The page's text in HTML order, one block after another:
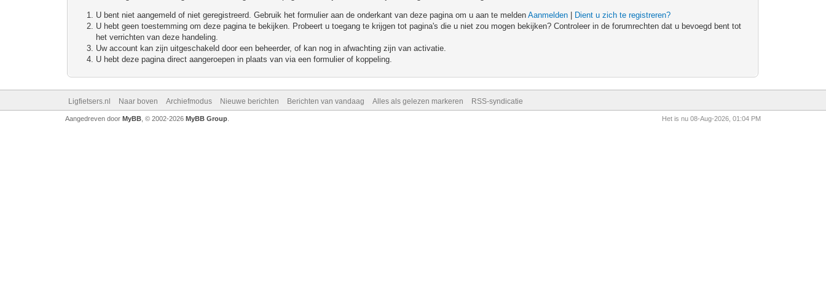
U bent niet aangemeld of niet geregistreerd. Gebruik het formulier aan de onderkant van deze pagina om u aan te meldenAanmelden
Dient u zich te registreren?
U hebt geen toestemming om deze pagina te bekijken. Probeert u toegang te krijgen tot pagina's die u niet zou mogen bekijken? Controleer in de forumrechten dat u bevoegd bent tot
het verrichten van deze handeling.
Uw account kan zijn uitgeschakeld door een beheerder, of kan nog in afwachting zijn van activatie.
U hebt deze pagina direct aangeroepen in plaats van via een formulier of koppeling.
Ligfietsers.nl Naar boven Archiefmodus Nieuwe berichten Berichten van vandaag Alles als gelezen markeren RSS-syndicatie
Het is nu 08-Aug-2026, 01:04 PM
Aangedreven door MyBB, © 2002-2026 MyBB Group.